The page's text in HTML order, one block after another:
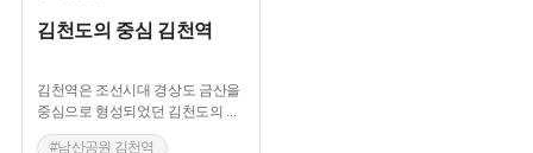
김천도의 중심 김천역
김천역은 조선시대 경상도 금산을
중심으로 형성되었던 김천도의 ...
#남산공원 김천역